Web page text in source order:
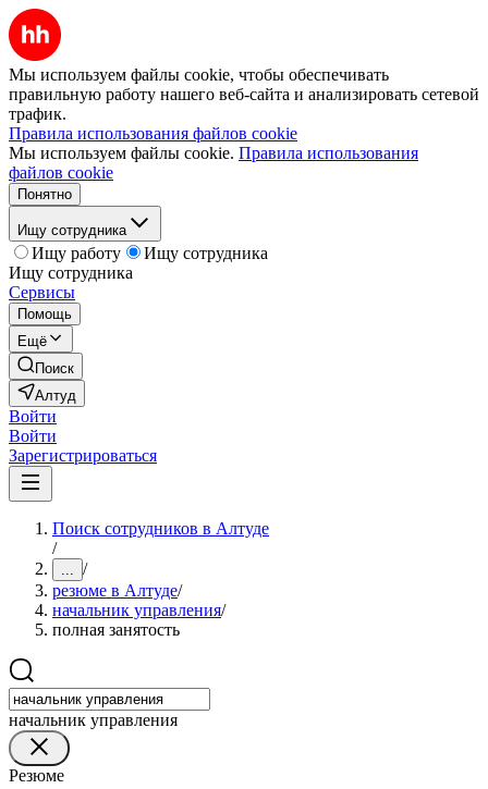
Мы используем файлы cookie, чтобы обеспечивать
правильную работу нашего веб-сайта и анализировать сетевой
трафик.
Правила использования файлов cookie
Мы используем файлы cookie. Правила использования
файлов cookie
Понятно
Ищу сотрудника
Ищу работу
Ищу сотрудника
Ищу сотрудника
Сервисы
Помощь
Ещё
Поиск
Алтуд
Войти
Войти
Зарегистрироваться
Поиск сотрудников в Алтуде
/
... /
резюме в Алтуде/
начальник управления/
полная занятость
начальник управления
Резюме